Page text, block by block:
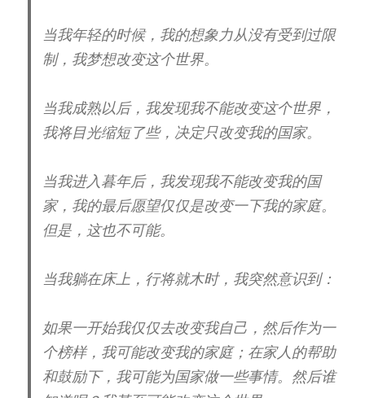
当我年轻的时候，我的想象力从没有受到过限
制，我梦想改变这个世界。
当我成熟以后，我发现我不能改变这个世界，
我将目光缩短了些，决定只改变我的国家。
当我进入暮年后，我发现我不能改变我的国
家，我的最后愿望仅仅是改变一下我的家庭。
但是，这也不可能。
当我躺在床上，行将就木时，我突然意识到：
如果一开始我仅仅去改变我自己，然后作为一
个榜样，我可能改变我的家庭；在家人的帮助
和鼓励下，我可能为国家做一些事情。然后谁